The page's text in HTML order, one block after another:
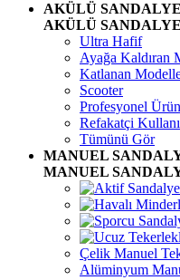
AKÜLÜ
AKÜLÜ
Ultra Hafif
Ayağa Kaldıran
Katlanan
Scooter
Profesyonel
Refakatçi
Tümünü Gör
MANUEL
MANUEL
Çelik Manuel
Alüminyum